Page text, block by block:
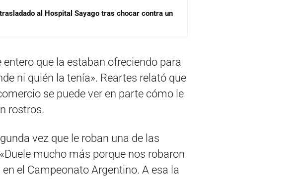
al Hospital Sayago tras chocar contra un
que la estaban ofreciendo para
ni quién la tenía». Reartes relató que
se puede ver en parte cómo le
rostros.
vez que le roban una de las
mucho más porque nos robaron
el Campeonato Argentino. A esa la